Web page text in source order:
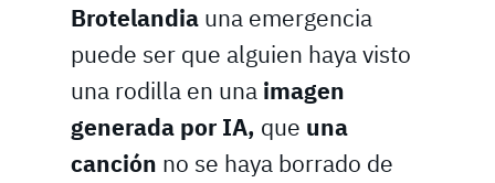
Brotelandia una emergencia
puede ser que alguien haya visto
una rodilla en una imagen
generada por IA, que una
canción no se haya borrado de